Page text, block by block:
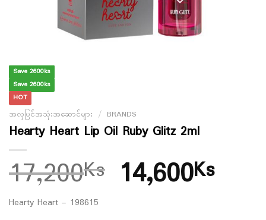
Save 2600ks
Save 2600ks
HOT
အလှပြင်အသုံးအဆောင်များ / BRANDS
Hearty Heart Lip Oil Ruby Glitz 2ml
17,200Ks 14,600Ks
Hearty Heart – 198615